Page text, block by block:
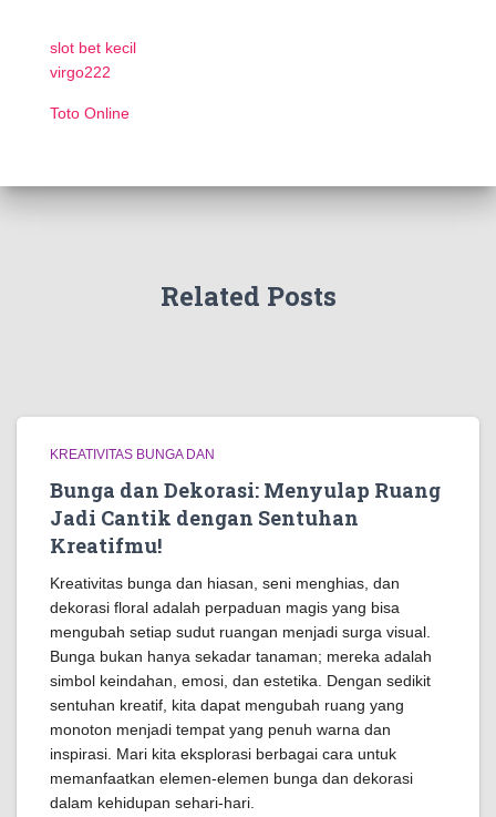
slot bet kecil
virgo222
Toto Online
Related Posts
KREATIVITAS BUNGA DAN
Bunga dan Dekorasi: Menyulap Ruang
Jadi Cantik dengan Sentuhan
Kreatifmu!
Kreativitas bunga dan hiasan, seni menghias, dan
dekorasi floral adalah perpaduan magis yang bisa
mengubah setiap sudut ruangan menjadi surga visual.
Bunga bukan hanya sekadar tanaman; mereka adalah
simbol keindahan, emosi, dan estetika. Dengan sedikit
sentuhan kreatif, kita dapat mengubah ruang yang
monoton menjadi tempat yang penuh warna dan
inspirasi. Mari kita eksplorasi berbagai cara untuk
memanfaatkan elemen-elemen bunga dan dekorasi
dalam kehidupan sehari-hari.